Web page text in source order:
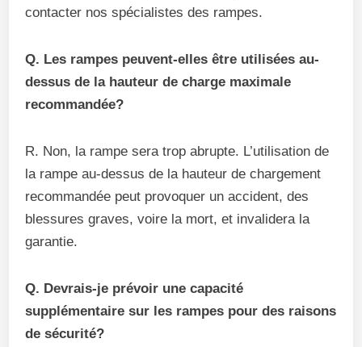
contacter nos spécialistes des rampes.
Q. Les rampes peuvent-elles être utilisées au-
dessus de la hauteur de charge maximale
recommandée?
R. Non, la rampe sera trop abrupte. L’utilisation de
la rampe au-dessus de la hauteur de chargement
recommandée peut provoquer un accident, des
blessures graves, voire la mort, et invalidera la
garantie.
Q. Devrais-je prévoir une capacité
supplémentaire sur les rampes pour des raisons
de sécurité?